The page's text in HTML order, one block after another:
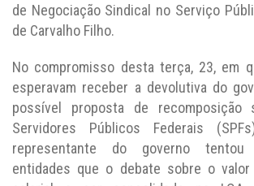
de Negociação Sindical no Serviço
de Carvalho Filho.
No compromisso desta terça, 23, em
esperavam receber a devolutiva do
possível proposta de recomposição
Servidores Públicos Federais
representante do governo
entidades que o debate sobre o